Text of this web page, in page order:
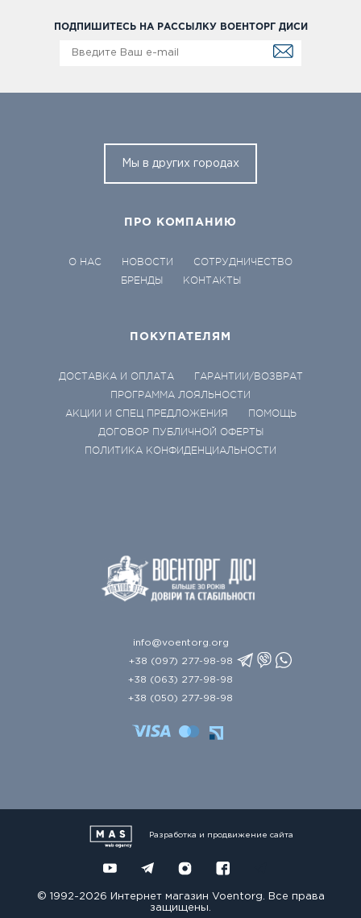
ПОДПИШИТЕСЬ НА РАССЫЛКУ ВОЕНТОРГ ДИСИ
Мы в других городах
ПРО КОМПАНИЮ
О НАС НОВОСТИ
СОТРУДНИЧЕСТВО
БРЕНДЫ
КОНТАКТЫ
ПОКУПАТЕЛЯМ
ДОСТАВКА И ОПЛАТА
ГАРАНТИИ/ВОЗВРАТ
ПРОГРАММА ЛОЯЛЬНОСТИ
АКЦИИ И СПЕЦ ПРЕДЛОЖЕНИЯ
ПОМОЩЬ
ДОГОВОР ПУБЛИЧНОЙ ОФЕРТЫ
ПОЛИТИКА КОНФИДЕНЦИАЛЬНОСТИ
info@voentorg.org
+38 (097) 277-98-98
+38 (063) 277-98-98
+38 (050) 277-98-98
© 1992-2026 Интернет магазин Voentorg. Все права
защищены.
Разработка и продвижение сайта